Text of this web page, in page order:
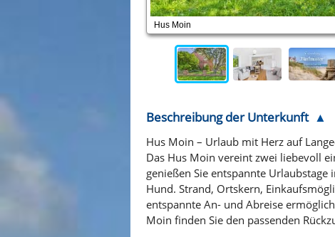
Hus Moin
Beschreibung der Unterkunft
Hus Moin – Urlaub mit Herz auf
Das Hus Moin vereint zwei liebevoll
genießen Sie entspannte
Hund. Strand, Ortskern,
entspannte An- und Abreise
Moin finden Sie den passenden